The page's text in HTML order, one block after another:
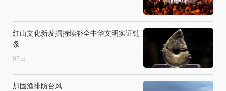
红山文化新发掘持续补全中华文明实证链
条
07 日
加固渔排防台风